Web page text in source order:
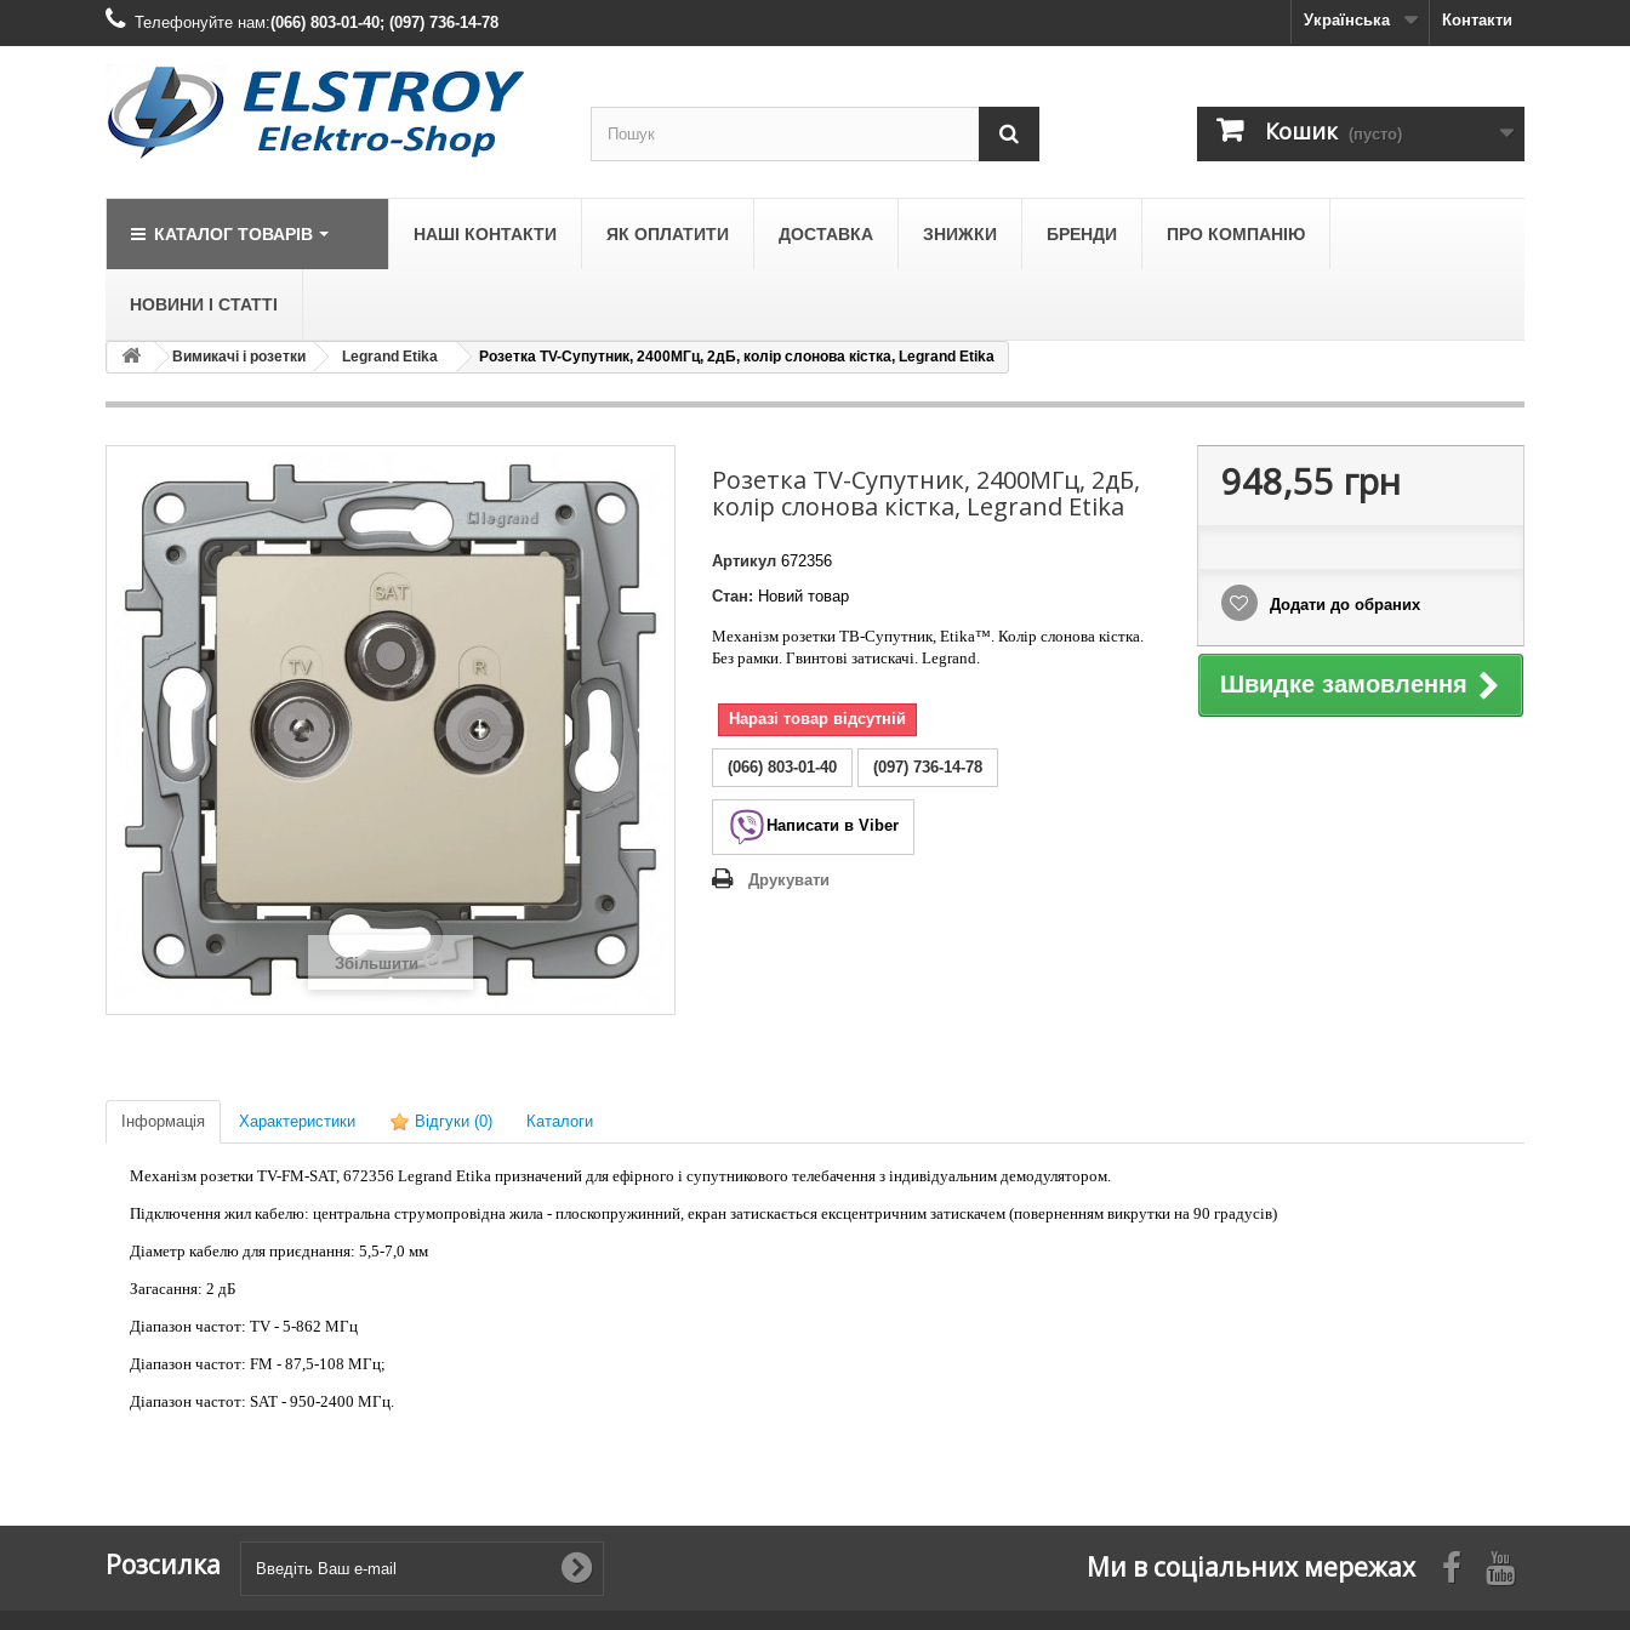
Контакти
Телефонуйте нам:(066) 803-01-40; (097) 736-14-78 Українська
Кошик (пусто)
КАТАЛОГ ТОВАРІВ
LEGRAND
Legrand Etika
Legrand Forix
Legrand Valena Allure
Legrand Valena Classic
Legrand Valena Life
LEGRAND
LEZARD
Lezard Deriy
НАШІ КОНТАКТИ ЯК ОПЛАТИТИ ДОСТАВКА ЗНИЖКИ БРЕНДИ ПРО КОМПАНІЮ
НОВИНИ І СТАТТІ
Вимикачі і розетки Legrand Etika Розетка TV-Супутник, 2400МГц, 2дБ, колір слонова кістка, Legrand Etika
Збільшити
Розетка TV-Супутник, 2400МГц, 2дБ,
колір слонова кістка, Legrand Etika
Артикул 672356
Стан: Новий товар
Механізм розетки ТВ-Супутник, Etika™. Колір слонова кістка.
Без рамки. Гвинтові затискачі. Legrand.
Наразі товар відсутній
(066) 803-01-40 (097) 736-14-78
Написати в Viber
Друкувати
948,55 грн
Додати до обраних
Швидке замовлення
Інформація Характеристики Відгуки (0) Каталоги
Механізм розетки TV-FM-SAT, 672356 Legrand Etika призначений для ефірного і супутникового телебачення з індивідуальним демодулятором.
Підключення жил кабелю: центральна струмопровідна жила - плоскопружинний, екран затискається ексцентричним затискачем (поверненням викрутки на 90 градусів)
Діаметр кабелю для приєднання: 5,5-7,0 мм
Загасання: 2 дБ
Діапазон частот: TV - 5-862 МГц
Діапазон частот: FM - 87,5-108 МГц;
Діапазон частот: SAT - 950-2400 МГц.
Розсилка Ми в соціальних мережах